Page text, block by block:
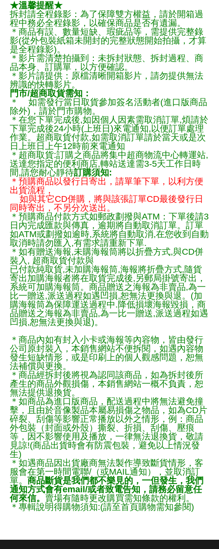
★溫馨提醒★
拆封請全程錄影：為了保障雙方權益，請於開箱過
程中務必全程錄影，以確保商品是否有遺漏。
＊商品有誤、數量短缺、瑕疵品等，需提供完整錄
影(從外包裝紙箱未開封的完整狀態開始拍攝，才算
是全程錄影)。
＊影片需清楚拍攝到：未拆封狀態、拆封過程、商
品本身、訂購單，以方便確認。
＊影片請提供：原檔清晰開箱影片，請勿提供無法
辨識的快轉影片。
門市/超商取貨需知：
＊ 如需發行當日取貨參加簽名活動者(進口版商品
除外)，請於門市購物。
＊在您下單完成後,如因個人因素需取消訂單,煩請於
下單完成後24小時(上班日)來電通知,以便訂單處理
作業。超商取貨付款,如需取消訂單請於當天或是次
日上班日上午12時前來電通知
＊超商取貨:訂購之商品將集中超商物流中心轉運站,
送達您指定的便利商店,轉站送達需3-5天工作日時
間,請您耐心靜待訂購須知:
＊預購商品以發行日寄出，請單筆下單，以利方便
出貨流程，
如與其它CD併購，將與該張訂單CD最後發行日
同時寄出，不另分次送出。
＊預購商品付款方式如郵政劃撥與ATM：下單後請3
日內完成匯款與傳真，逾期將自動取消訂單。訂單
如ATM或劃撥如逾時,系統將自動取消,在您收到自動
取消時請勿匯入,有需求請重新下單.
＊如有贈送海報,未購海報筒將以折疊方式,與CD併
裝入, 超商取貨付款與
已付款純取貨,未加購海報筒,海報將折疊方式,隨貨
寄出加購海報者將在取貨完成後,另郵局掛號寄出，
系統可加購海報筒。商品贈送之海報為非賣品,為一
比一贈送,派送過程如遇凹損,恕無法更換與退。(加
購海報筒為保障運送過程中.降低損壞海報毀損，商
品贈送之海報為非賣品,為一比一贈送,派送過程如遇
凹損,恕無法更換與退)。
＊商品內如有封入小卡或海報等內容物，皆由發行
公司原封裝入，本銷售網站不便拆閱，如遇內容物
發生短缺情形，或是印刷上的個人觀感問題，恕無
法補償與更換。
＊商品經拆封後將視為認同該商品，如為拆封後所
產生的商品外觀損傷，本銷售網站一概不負責，恕
無法提供退換貨。
＊如商品為進口版商品，配送過程中將無法避免撞
擊，且由於音像製品本屬易損傷之物品，如為CD片
碎裂、刮傷等影響正常播放以外之情形，例：商品
外包裝（封面或外殼）撕裂、折損、刮傷、壓痕
等，因不影響使用及播放，一律無法退換貨，敬請
見諒!(商品出貨時會有防震包裝，避免以上情況發
生)
＊如遇商品因出貨廠商無法製作導致斷貨情形，客
服會在第一時間電聯/（或MAIL通知），並取消訂
單。 商品斷貨是我們都不樂見的，一但發生，我們
通知方式會有email/或者致電告知，請務必留意任
何來信。 賣場有隨時更改購買需知條款的權利。
＊專輯說明得購物須知:(請至首頁購物需知參閱)